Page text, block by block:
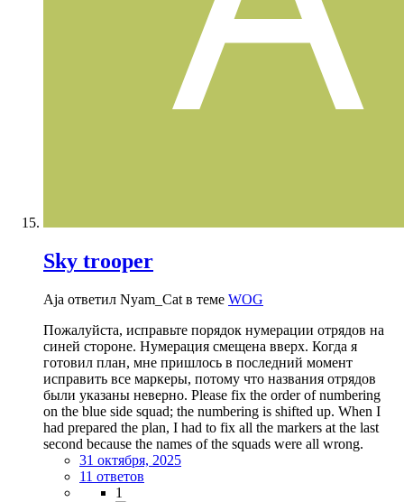
Sky trooper
Aja ответил Nyam_Cat в теме WOG
Пожалуйста, исправьте порядок нумерации отрядов на
синей стороне. Нумерация смещена вверх. Когда я
готовил план, мне пришлось в последний момент
исправить все маркеры, потому что названия отрядов
были указаны неверно. Please fix the order of numbering
on the blue side squad; the numbering is shifted up. When I
had prepared the plan, I had to fix all the markers at the last
second because the names of the squads were all wrong.
31 октября, 2025
11 ответов
1